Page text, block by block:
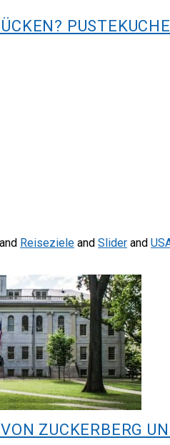
and Reiseziele and Slider and
ZUCKERBERG